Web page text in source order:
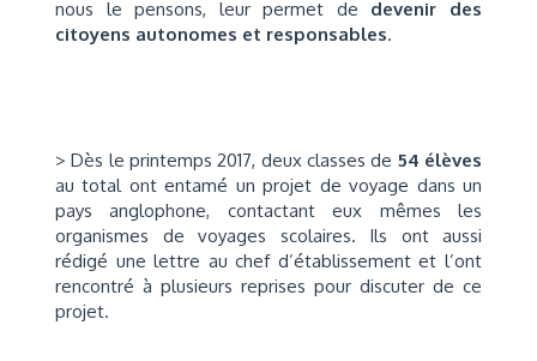
nous le pensons, leur permet de devenir des
citoyens autonomes et responsables.
> Dès le printemps 2017, deux classes de 54 élèves
au total ont entamé un projet de voyage dans un
pays anglophone, contactant eux mêmes les
organismes de voyages scolaires. Ils ont aussi
rédigé une lettre au chef d’établissement et l’ont
rencontré à plusieurs reprises pour discuter de ce
projet.